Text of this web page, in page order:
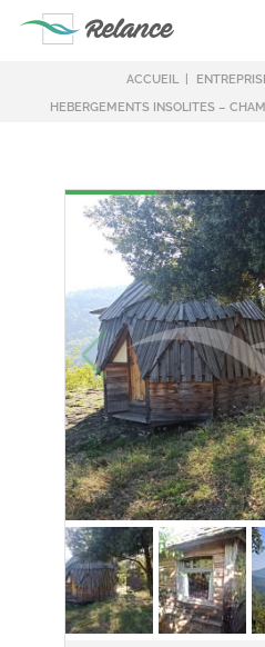
ACCUEIL
HEBERGEMENTS INSOLITES –